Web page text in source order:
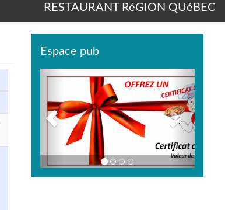
RESTAURANT RéGION QUéBEC
Espace pub
Previous
Next